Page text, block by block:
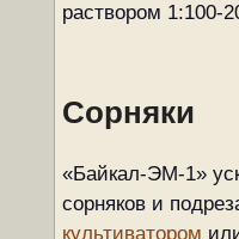
раствором 1:100-
Сорняки
«Байкал-ЭМ-1»
сорняков и
культиватором